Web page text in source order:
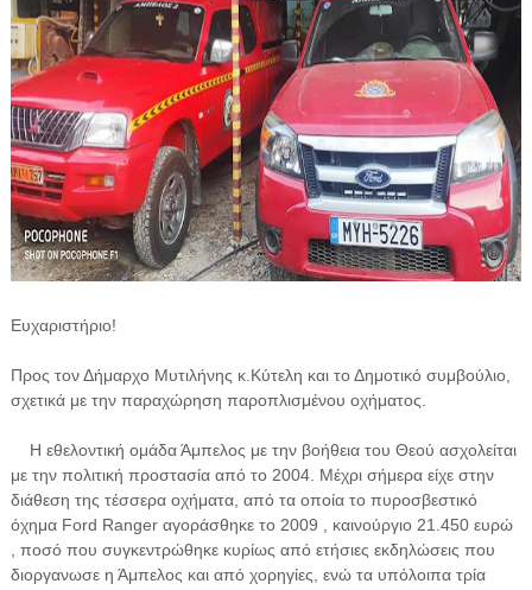
Ευχαριστήριο!
Προς τον Δήμαρχο Μυτιλήνης κ.Κύτελη και το Δημοτικό συμβούλιο,
σχετικά με την παραχώρηση παροπλισμένου οχήματος.
Η εθελοντική ομάδα Άμπελος με την βοήθεια του Θεού ασχολείται
με την πολιτική προστασία από το 2004. Μέχρι σήμερα είχε στην
διάθεση της τέσσερα οχήματα, από τα οποία το πυροσβεστικό
όχημα Ford Ranger αγοράσθηκε το 2009 , καινούργιο 21.450 ευρώ
, ποσό που συγκεντρώθηκε κυρίως από ετήσιες εκδηλώσεις που
διοργανωσε η Άμπελος και από χορηγίες, ενώ τα υπόλοιπα τρία